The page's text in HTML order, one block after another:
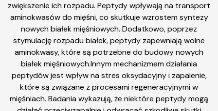
zwiększenie ich rozpadu. Peptydy wpływają na transport
aminokwasów do mięśni, co skutkuje wzrostem syntezy
nowych białek mięśniowych. Dodatkowo, poprzez
stymulację rozpadu białek, peptydy zapewniają wolne
aminokwasy, które są potrzebne do budowy nowych
białek mięśniowych.Innym mechanizmem działania
peptydów jest wpływ na stres oksydacyjny i zapalenie,
które są związane z procesami regeneracyjnymi w
mięśniach. Badania wykazują, że niektóre peptydy mogą